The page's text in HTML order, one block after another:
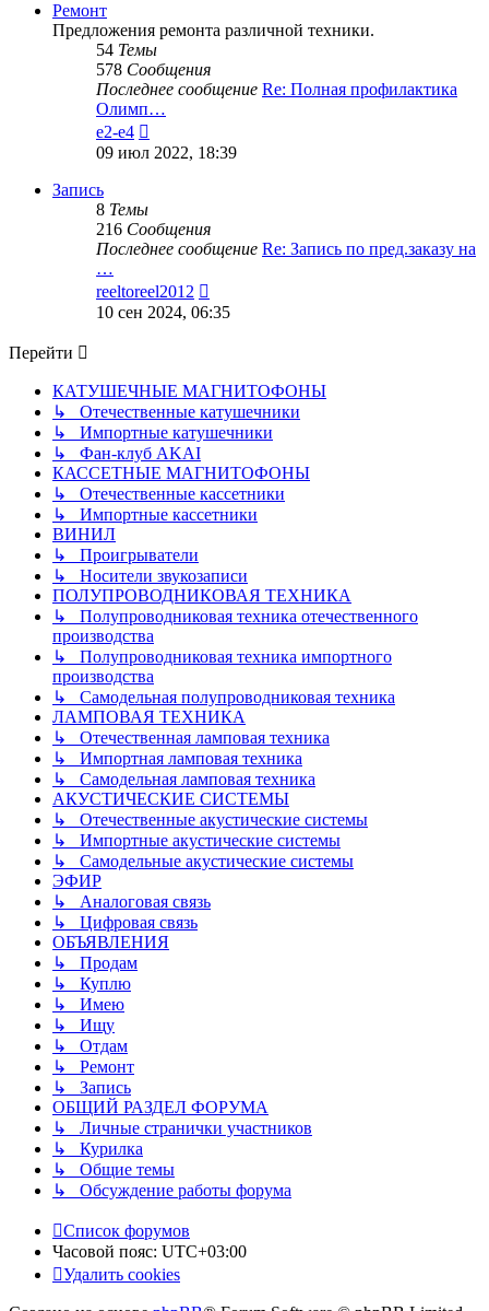
Ремонт
Предложения ремонта различной техники.
54 Темы
578 Сообщения
Последнее сообщение Re: Полная профилактика
Олимп…
e2-e4
к
последнему
09 июл 2022, 18:39
Запись
8 Темы
216 Сообщения
Последнее сообщение Re: Запись по пред.заказу на
…
reeltoreel2012
к
10 сен 2024, 06:35
Перейти
КАТУШЕЧНЫЕ МАГНИТОФОНЫ
↳ Отечественные катушечники
↳ Импортные катушечники
↳ Фан-клуб AKAI
КАССЕТНЫЕ МАГНИТОФОНЫ
↳ Отечественные кассетники
↳ Импортные кассетники
ВИНИЛ
↳ Проигрыватели
↳ Носители звукозаписи
ПОЛУПРОВОДНИКОВАЯ ТЕХНИКА
↳ Полупроводниковая техника отечественного
производства
↳ Полупроводниковая техника импортного
производства
↳ Самодельная полупроводниковая техника
ЛАМПОВАЯ ТЕХНИКА
↳ Отечественная ламповая техника
↳ Импортная ламповая техника
↳ Самодельная ламповая техника
АКУСТИЧЕСКИЕ СИСТЕМЫ
↳ Отечественные акустические системы
↳ Импортные акустические системы
↳ Самодельные акустические системы
ЭФИР
↳ Аналоговая связь
↳ Цифровая связь
ОБЪЯВЛЕНИЯ
↳ Продам
↳ Куплю
↳ Имею
↳ Ищу
↳ Отдам
↳ Ремонт
↳ Запись
ОБЩИЙ РАЗДЕЛ ФОРУМА
↳ Личные странички участников
↳ Курилка
↳ Общие темы
↳ Обсуждение работы форума
Список форумов
Часовой пояс: UTC+03:00
Удалить cookies